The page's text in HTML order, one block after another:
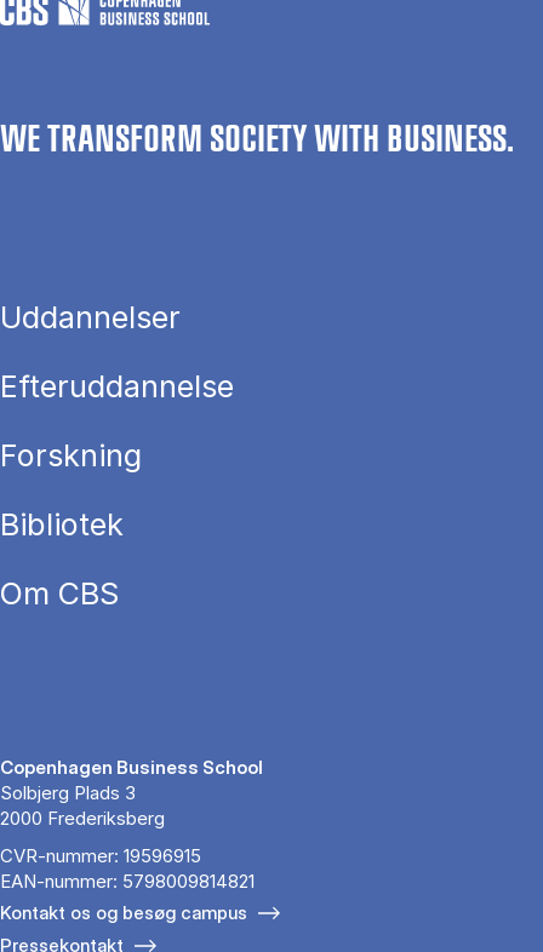
WE TRANSFORM SOCIETY WITH BUSINESS.
Uddannelser
Efteruddannelse
Forskning
Bibliotek
Om CBS
Copenhagen Business School
Solbjerg Plads 3
2000 Frederiksberg
CVR-nummer: 19596915
EAN-nummer: 5798009814821
Kontakt os og besøg campus
Pressekontakt